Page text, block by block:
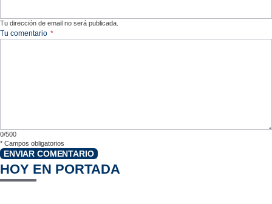
Tu dirección de email no será publicada.
Tu comentario *
0/500
* Campos obligatorios
ENVIAR COMENTARIO
HOY EN PORTADA